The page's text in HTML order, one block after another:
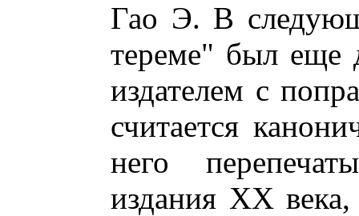
Гао Э. В
тереме" был еще
издателем с
считается
него
издания XX